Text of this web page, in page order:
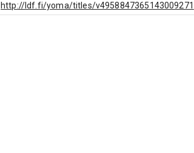
http://ldf.fi/yoma/titles/v4958847365143009271